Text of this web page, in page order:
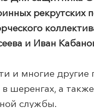
рекрутских
и Иван
и многие другие
шеренгах, а
службы.